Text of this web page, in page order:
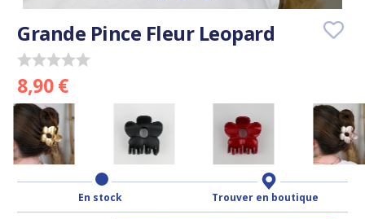
Grande Pince Fleur Leopard
8,90 €
En stock Trouver en boutique